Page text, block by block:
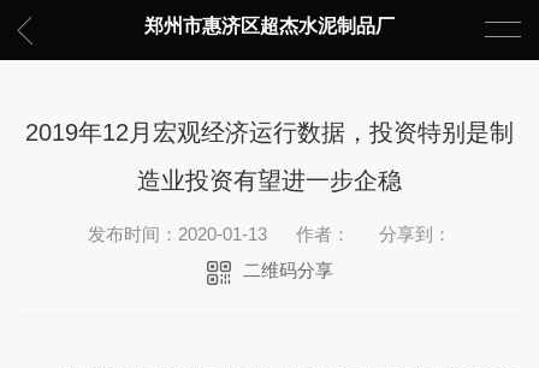
郑州市惠济区超杰水泥制品厂
2019年12月宏观经济运行数据，投资特别是制
造业投资有望进一步企稳
发布时间：2020-01-13 作者：
分享到：
二维码分享